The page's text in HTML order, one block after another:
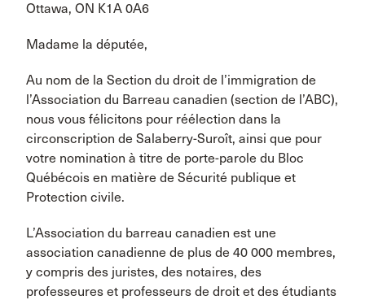
Ottawa, ON K1A 0A6
Madame la députée,
Au nom de la Section du droit de l’immigration de
l’Association du Barreau canadien (section de l’ABC),
nous vous félicitons pour réélection dans la
circonscription de Salaberry-Suroît, ainsi que pour
votre nomination à titre de porte-parole du Bloc
Québécois en matière de Sécurité publique et
Protection civile.
L’Association du barreau canadien est une
association canadienne de plus de 40 000 membres,
y compris des juristes, des notaires, des
professeures et professeurs de droit et des étudiants